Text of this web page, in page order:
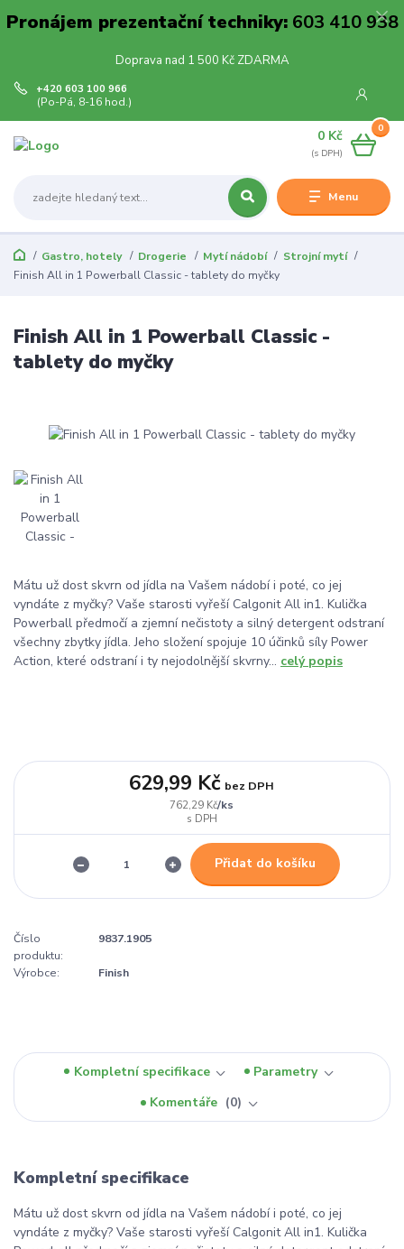
Pronájem prezentační techniky:603 410 938
Doprava nad 1 500 Kč ZDARMA
Menu
+420 603 100 966
(Po-Pá, 8-16 hod.)
0
0 Kč
Gastro, hotely Drogerie Mytí nádobí
Strojní mytí
Finish All in 1 Powerball Classic - tablety do myčky
Finish All in 1 Powerball Classic -
tablety do myčky
Mátu už dost skvrn od jídla na Vašem nádobí i poté, co jej
vyndáte z myčky? Vaše starosti vyřeší Calgonit All in1. Kulička
Powerball předmočí a zjemní nečistoty a silný detergent odstraní
všechny zbytky jídla. Jeho složení spojuje 10 účinků síly Power
Action, které odstraní i ty nejodolnější skvrny... celý popis
762,29 Kč/ks
629,99 Kč bez DPH
Přidat do košíku
Číslo
produktu:
9837.1905
Výrobce: Finish
Kompletní specifikace
Parametry
Komentáře
0
Kompletní specifikace
Mátu už dost skvrn od jídla na Vašem nádobí i poté, co jej
vyndáte z myčky? Vaše starosti vyřeší Calgonit All in1. Kulička